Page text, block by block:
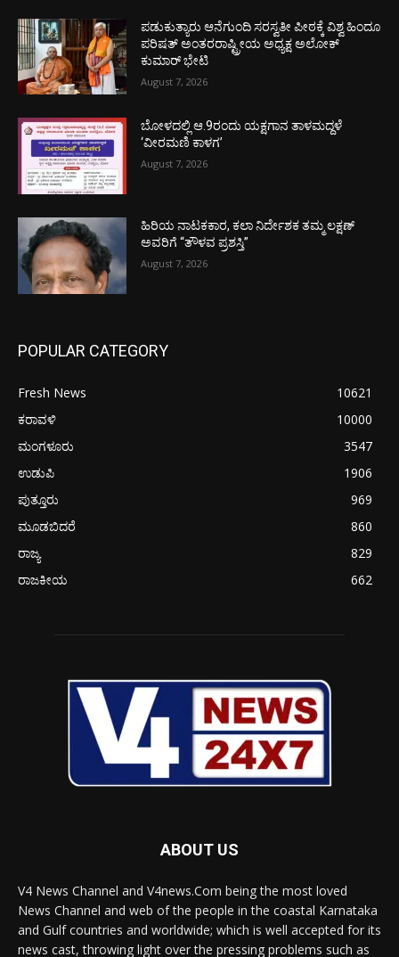
ಪಡುಕುತ್ಯಾರು ಆನೆಗುಂದಿ ಸರಸ್ವತೀ ಪೀಠಕ್ಕೆ ವಿಶ್ವ ಹಿಂದೂ
ಪರಿಷತ್ ಅಂತರರಾಷ್ಟ್ರೀಯ ಅಧ್ಯಕ್ಷ ಅಲೋಕ್
ಕುಮಾರ್ ಭೇಟಿ
August 7, 2026
ಬೋಳದಲ್ಲಿ ಆ.9ರಂದು ಯಕ್ಷಗಾನ ತಾಳಮದ್ದಳೆ
‘ವೀರಮಣಿ ಕಾಳಗ’
August 7, 2026
ಹಿರಿಯ ನಾಟಕಕಾರ, ಕಲಾ ನಿರ್ದೇಶಕ ತಮ್ಮ ಲಕ್ಷಣ್
ಅವರಿಗೆ “ತೌಳವ ಪ್ರಶಸ್ತಿ”
August 7, 2026
POPULAR CATEGORY
Fresh News
10621
ಕರಾವಳಿ
10000
ಮಂಗಳೂರು
3547
ಉಡುಪಿ
1906
ಪುತ್ತೂರು
969
ಮೂಡಬಿದರೆ
860
ರಾಜ್ಯ
829
ರಾಜಕೀಯ
662
ABOUT US
V4 News Channel and V4news.Com being the most loved
News Channel and web of the people in the coastal Karnataka
and Gulf countries and worldwide; which is well accepted for its
news cast, throwing light over the pressing problems such as